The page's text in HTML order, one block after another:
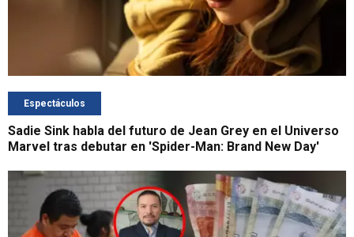
Espectáculos
Sadie Sink habla del futuro de Jean Grey en el Universo
Marvel tras debutar en 'Spider-Man: Brand New Day'